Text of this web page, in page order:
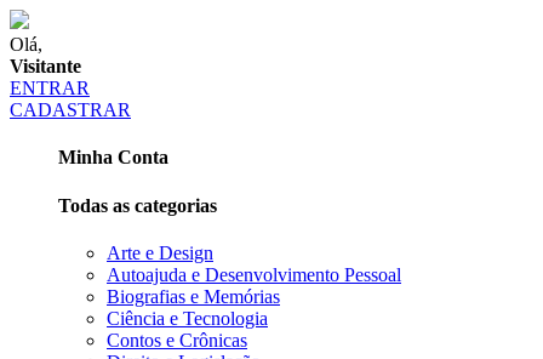
Olá,
Visitante
ENTRAR
CADASTRAR
Minha Conta
Todas as categorias
Arte e Design
Autoajuda e Desenvolvimento Pessoal
Biografias e Memórias
Ciência e Tecnologia
Contos e Crônicas